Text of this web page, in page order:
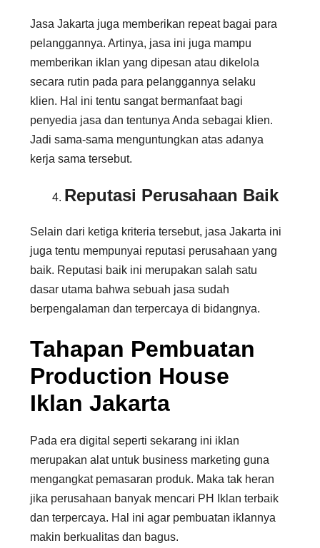
Jasa Jakarta juga memberikan repeat bagai para
pelanggannya. Artinya, jasa ini juga mampu
memberikan iklan yang dipesan atau dikelola
secara rutin pada para pelanggannya selaku
klien. Hal ini tentu sangat bermanfaat bagi
penyedia jasa dan tentunya Anda sebagai klien.
Jadi sama-sama menguntungkan atas adanya
kerja sama tersebut.
Reputasi Perusahaan Baik
Selain dari ketiga kriteria tersebut, jasa Jakarta ini
juga tentu mempunyai reputasi perusahaan yang
baik. Reputasi baik ini merupakan salah satu
dasar utama bahwa sebuah jasa sudah
berpengalaman dan terpercaya di bidangnya.
Tahapan Pembuatan
Production House
Iklan Jakarta
Pada era digital seperti sekarang ini iklan
merupakan alat untuk business marketing guna
mengangkat pemasaran produk. Maka tak heran
jika perusahaan banyak mencari PH Iklan terbaik
dan terpercaya. Hal ini agar pembuatan iklannya
makin berkualitas dan bagus.